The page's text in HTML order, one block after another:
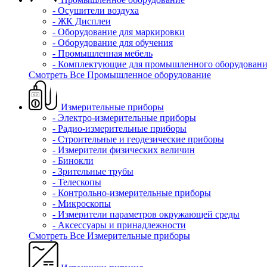
- Осушители воздуха
- ЖК Дисплеи
- Оборудование для маркировки
- Оборудование для обучения
- Промышленная мебель
- Комплектующие для промышленного
Смотреть Все Промышленное оборудование
Измерительные приборы
- Электро-измерительные приборы
- Радио-измерительные приборы
- Строительные и геодезические приборы
- Измерители физических величин
- Бинокли
- Зрительные трубы
- Телескопы
- Контрольно-измерительные приборы
- Микроскопы
- Измерители параметров окружающей среды
- Аксессуары и принадлежности
Смотреть Все Измерительные приборы